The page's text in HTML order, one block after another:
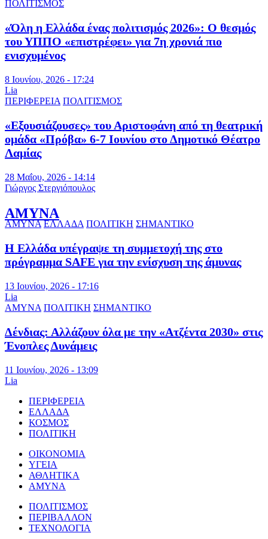
ΠΟΛΙΤΙΣΜΟΣ
«Όλη η Ελλάδα ένας πολιτισμός 2026»: Ο θεσμός
του ΥΠΠΟ «επιστρέφει» για 7η χρονιά πιο
ενισχυμένος
8 Ιουνίου, 2026 - 17:24
Lia
ΠΕΡΙΦΕΡΕΙΑ ΠΟΛΙΤΙΣΜΟΣ
«Εξουσιάζουσες» του Αριστοφάνη από τη θεατρική
ομάδα «Πρόβα» 6-7 Ιουνίου στο Δημοτικό Θέατρο
Λαμίας
28 Μαΐου, 2026 - 14:14
Γιώργος Στεργιόπουλος
ΑΜΥΝΑ
ΑΜΥΝΑ ΕΛΛΑΔΑ ΠΟΛΙΤΙΚΗ ΣΗΜΑΝΤΙΚΟ
Η Ελλάδα υπέγραψε τη συμμετοχή της στο
πρόγραμμα SAFE για την ενίσχυση της άμυνας
13 Ιουνίου, 2026 - 17:16
Lia
ΑΜΥΝΑ ΠΟΛΙΤΙΚΗ ΣΗΜΑΝΤΙΚΟ
Δένδιας: Αλλάζουν όλα με την «Ατζέντα 2030» στις
Ένοπλες Δυνάμεις
11 Ιουνίου, 2026 - 13:09
Lia
ΠΕΡΙΦΕΡΕΙΑ
ΕΛΛΑΔΑ
ΚΟΣΜΟΣ
ΠΟΛΙΤΙΚΗ
ΟΙΚΟΝΟΜΙΑ
ΥΓΕΙΑ
ΑΘΛΗΤΙΚΑ
ΑΜΥΝΑ
ΠΟΛΙΤΙΣΜΟΣ
ΠΕΡΙΒΑΛΛΟΝ
ΤΕΧΝΟΛΟΓΙΑ